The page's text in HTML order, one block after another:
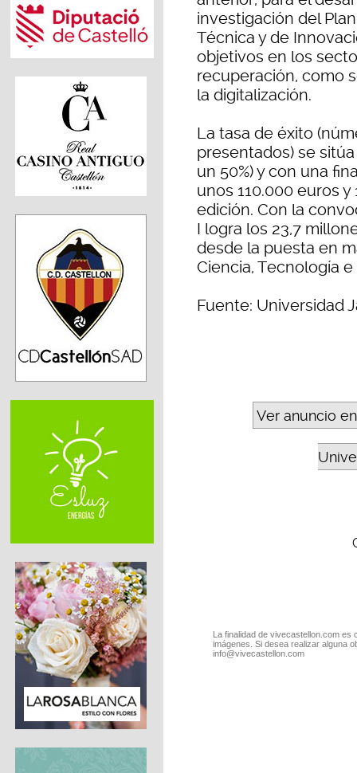
investigación del
Técnica y de
objetivos en los
recuperación, como
la digitalización.
La tasa de éxito
presentados) se
un 50%) y con una
unos 110.000 euros
edición. Con la
I logra los 23,7
desde la puesta en
Ciencia, Tecnología
Fuente: Universidad
Ver anuncio
La finalidad de vivecastellon.com
imágenes. Si desea realizar alguna
info@vivecastellon.com